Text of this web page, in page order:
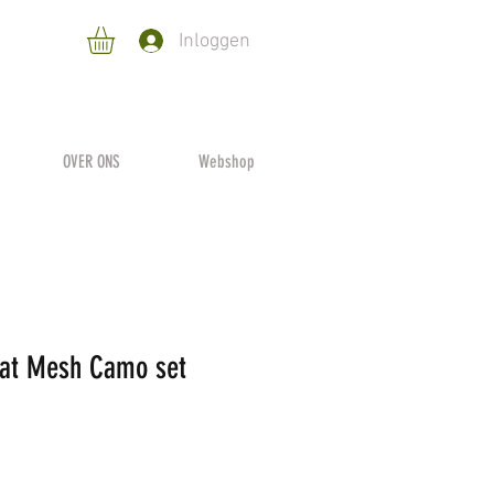
Inloggen
OVER ONS Webshop
Mesh Camo set